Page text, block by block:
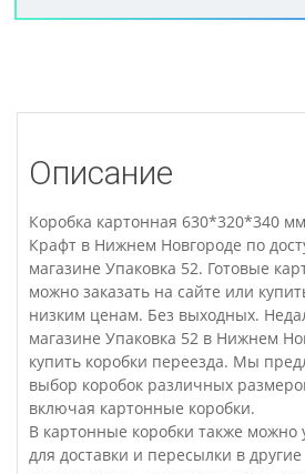
Описание
Коробка картонная 630*320*340
Крафт в Нижнем Новгороде по
магазине Упаковка 52. Готовые
можно заказать на сайте или
низким ценам. Без выходных.
магазине Упаковка 52 в Нижнем
купить коробки переезда. Мы
выбор коробок различных
включая картонные коробки.
В картонные коробки также можно
для доставки и пересылки в